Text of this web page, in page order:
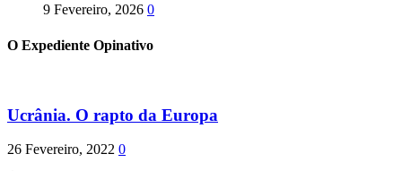
9 Fevereiro, 2026 0
O Expediente Opinativo
Ucrânia. O rapto da Europa
26 Fevereiro, 2022 0